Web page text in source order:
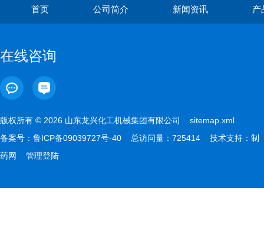
首页 公司简介 新闻资讯 产
在线咨询
版权所有 © 2026 山东龙兴化工机械集团有限公司 sitemap.xml
备案号： 鲁ICP备09039727号-40 总访问量：725414 技术支持： 制
药网
管理登陆